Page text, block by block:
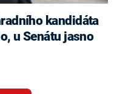
kandidáta
u Senátu jasno